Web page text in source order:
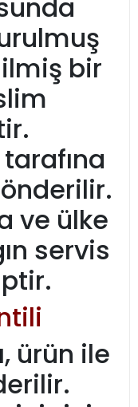
bir
ve ülke
servis
ürün ile